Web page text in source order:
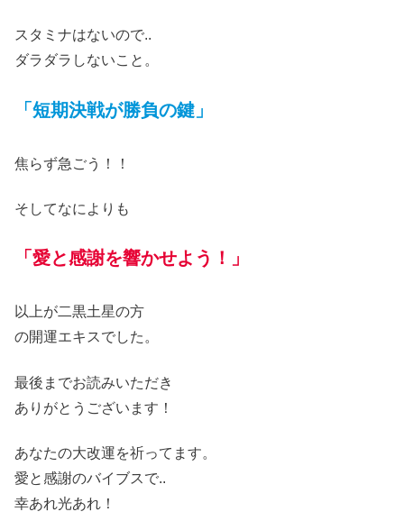
スタミナはないので..
ダラダラしないこと。
「短期決戦が勝負の鍵」
焦らず急ごう！！
そしてなによりも
「愛と感謝を響かせよう！ 」
以上が二黒土星の方
の開運エキスでした。
最後までお読みいただき
ありがとうございます！
あなたの大改運を祈ってます。
愛と感謝のバイブスで..
幸あれ光あれ！